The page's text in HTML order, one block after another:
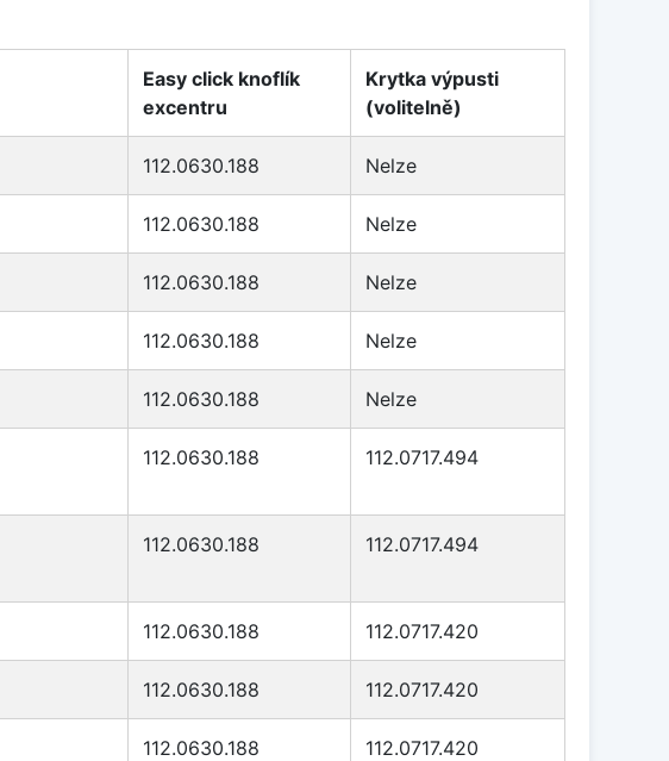
Easy click knoflík
excentru
Krytka výpusti
(volitelně)
112.0630.188 Nelze
112.0630.188 Nelze
112.0630.188 Nelze
112.0630.188 Nelze
112.0630.188 Nelze
112.0630.188 112.0717.494
112.0630.188 112.0717.494
112.0630.188 112.0717.420
112.0630.188 112.0717.420
112.0630.188 112.0717.420